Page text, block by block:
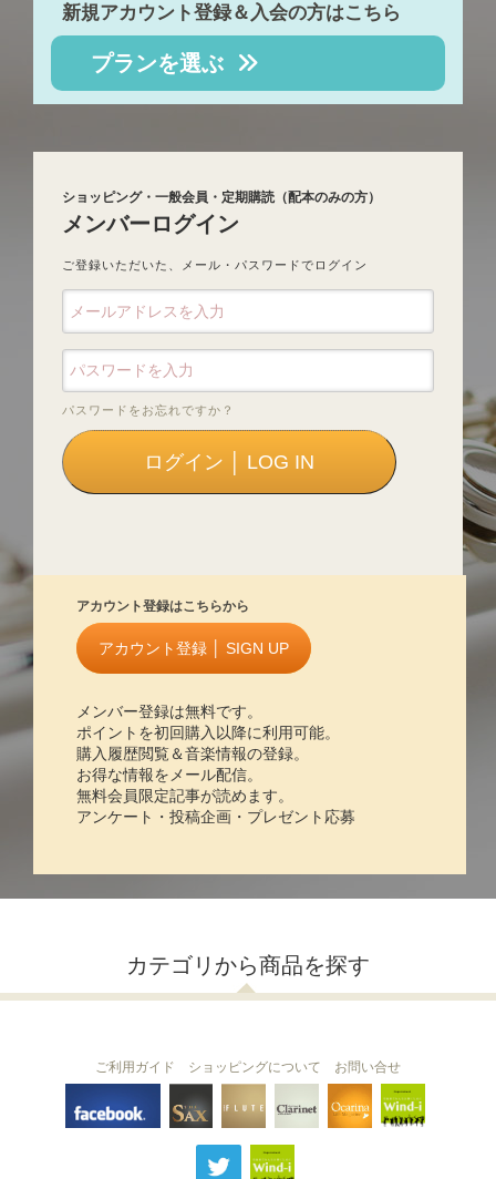
新規アカウント登録＆入会の方はこちら
プランを選ぶ
ショッピング・一般会員・定期購読（配本のみの方）
メンバーログイン
ご登録いただいた、メール・パスワードでログイン
パスワードをお忘れですか？
アカウント登録はこちらから
アカウント登録 │ SIGN UP
メンバー登録は無料です。
ポイントを初回購入以降に利用可能。
購入履歴閲覧＆音楽情報の登録。
お得な情報をメール配信。
無料会員限定記事が読めます。
アンケート・投稿企画・プレゼント応募
カテゴリから商品を探す
THE SAX The Clarinet
ご利用ガイド ショッピングについて お問い合せ